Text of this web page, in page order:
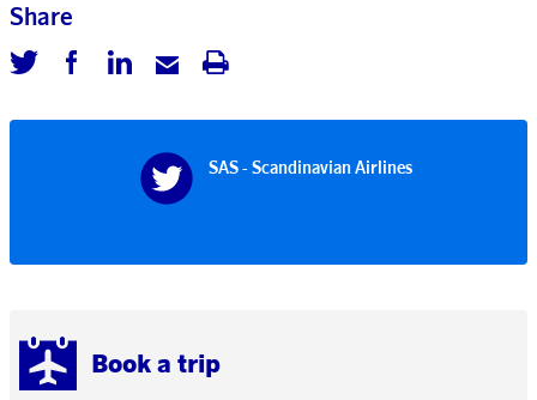
Book a trip
Share
SAS - Scandinavian Airlines